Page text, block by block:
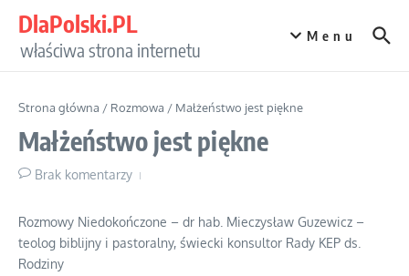
DlaPolski.PL
właściwa strona internetu
Menu
Strona główna / Rozmowa / Małżeństwo jest piękne
Małżeństwo jest piękne
Brak komentarzy
Rozmowy Niedokończone – dr hab. Mieczysław Guzewicz –
teolog biblijny i pastoralny, świecki konsultor Rady KEP ds.
Rodziny